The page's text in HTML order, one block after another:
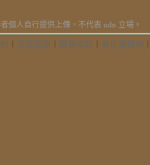
個人自行提供上傳，不代表 udn 立場。
常見問題 服務條款 著作權聲明